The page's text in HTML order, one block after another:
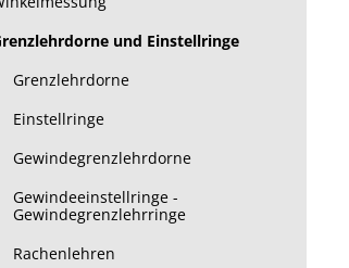
und Einstellringe
Grenzlehrdorne
Einstellringe
Gewindegrenzlehrdorne
Gewindeeinstellringe -
Gewindegrenzlehrringe
Rachenlehren